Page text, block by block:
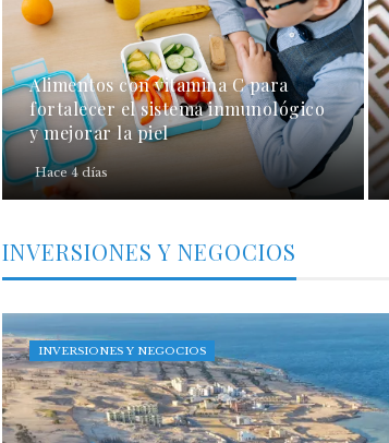
Alimentos con vitamina C para
fortalecer el sistema inmunológico
y mejorar la piel
Hace 4 días
INVERSIONES Y NEGOCIOS
INVERSIONES Y NEGOCIOS